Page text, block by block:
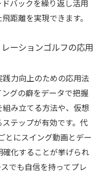
バックを繰り返し活用
距離を実現できます。
ーションゴルフの応用
力向上のための応用法
グの癖をデータで把握
み立てる方法や、仮想
テップが有効です。代
とにスイング動画とデー
化することが挙げられ
でも自信を持ってプレ